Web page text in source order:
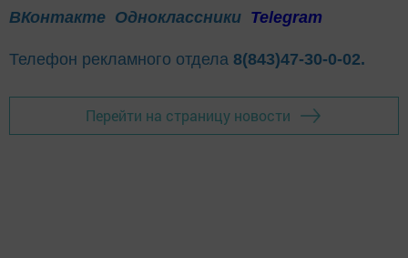
ВКонтакте Одноклассники Telegram
Телефон рекламного отдела 8(843)47-30-0-02.
Перейти на страницу новости